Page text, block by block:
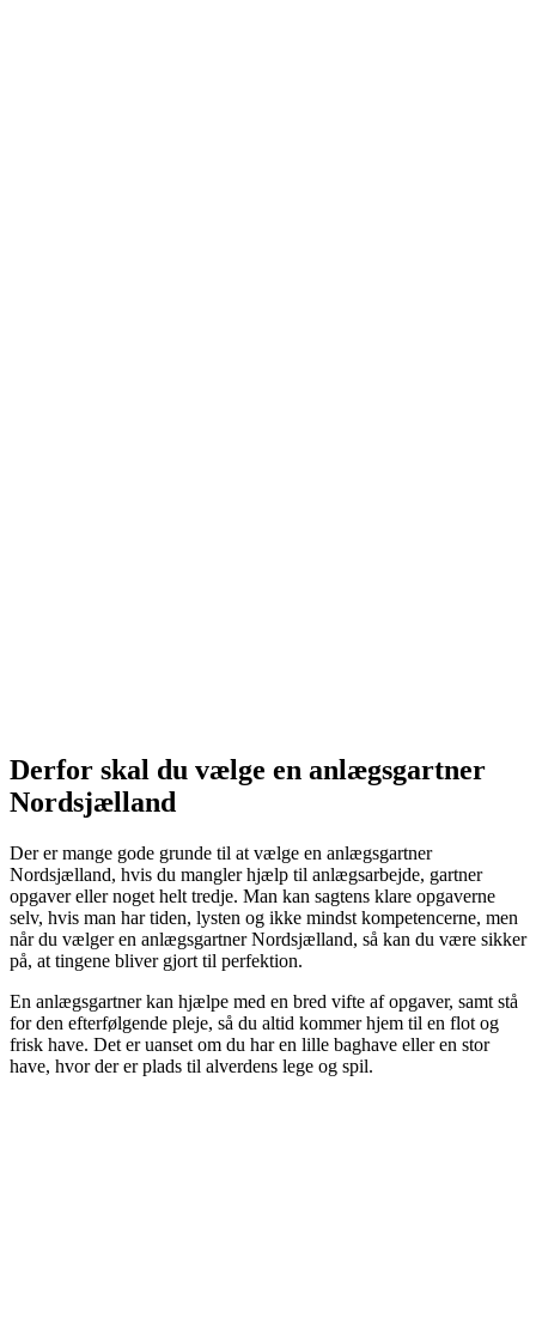
Derfor skal du vælge en anlægsgartner
Nordsjælland
Der er mange gode grunde til at vælge en anlægsgartner
Nordsjælland, hvis du mangler hjælp til anlægsarbejde, gartner
opgaver eller noget helt tredje. Man kan sagtens klare opgaverne
selv, hvis man har tiden, lysten og ikke mindst kompetencerne, men
når du vælger en anlægsgartner Nordsjælland, så kan du være sikker
på, at tingene bliver gjort til perfektion.
En anlægsgartner kan hjælpe med en bred vifte af opgaver, samt stå
for den efterfølgende pleje, så du altid kommer hjem til en flot og
frisk have. Det er uanset om du har en lille baghave eller en stor
have, hvor der er plads til alverdens lege og spil.